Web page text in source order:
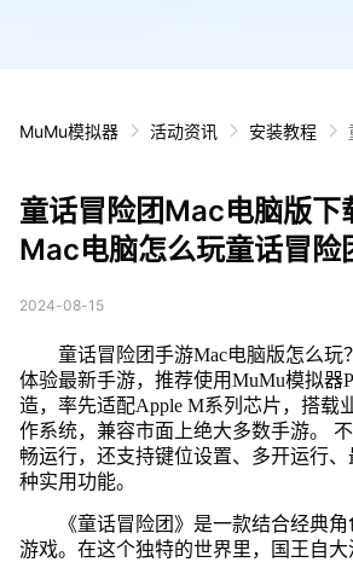
MuMu模拟器 活动资讯 安装教程
童话冒险团Mac电脑版下
Mac电脑怎么玩童话冒险
2024-08-15
童话冒险团手游Mac电脑版怎么玩
体验最新手游，推荐使用MuMu模拟器
造，率先适配Apple M系列芯片，搭载
作系统，兼容市面上绝大多数手游。
畅运行，还支持键位设置、多开运行、
种实用功能。
《童话冒险团》是一款结合经典
游戏。在这个独特的世界里，国王自